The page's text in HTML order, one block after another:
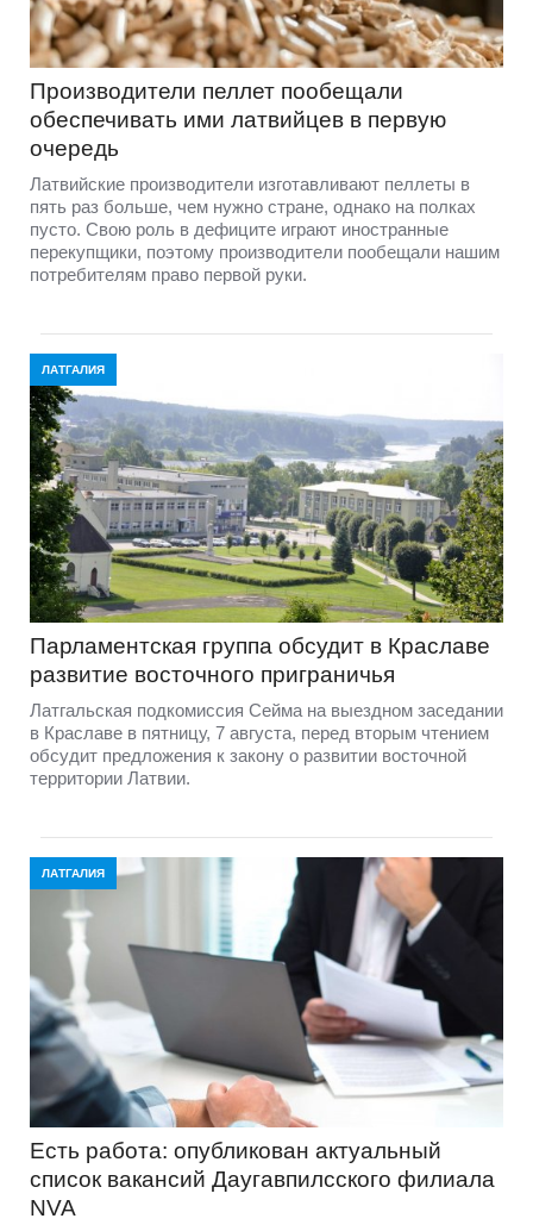
Производители пеллет пообещали
обеспечивать ими латвийцев в первую
очередь
Латвийские производители изготавливают пеллеты в
пять раз больше, чем нужно стране, однако на полках
пусто. Свою роль в дефиците играют иностранные
перекупщики, поэтому производители пообещали нашим
потребителям право первой руки.
ЛАТГАЛИЯ
Парламентская группа обсудит в Краславе
развитие восточного приграничья
Латгальская подкомиссия Сейма на выездном заседании
в Краславе в пятницу, 7 августа, перед вторым чтением
обсудит предложения к закону о развитии восточной
территории Латвии.
ЛАТГАЛИЯ
Есть работа: опубликован актуальный
список вакансий Даугавпилсского филиала
NVA